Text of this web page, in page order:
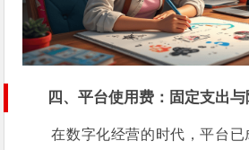
四、平台使用费：固定支出与
在数字化经营的时代，平台